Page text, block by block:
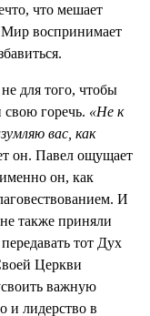
что мешает
воспринимает
для того, чтобы
свою горечь. «Не к
вас, как
он. Павел ощущает
он, как
И
также приняли
тот Дух
Церкви
важную
и лидерство в